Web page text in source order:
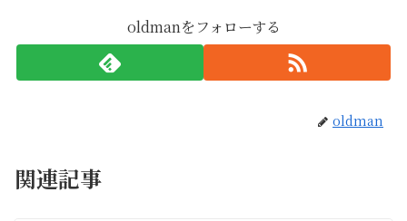
oldmanをフォローする
oldman
関連記事